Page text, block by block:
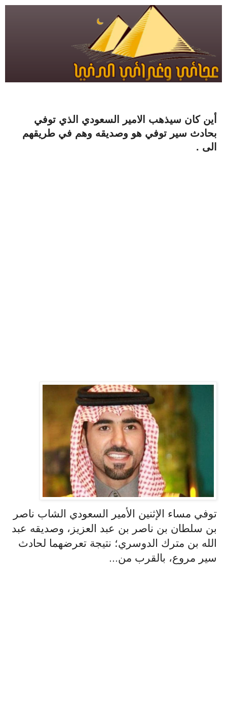
أين كان سيذهب الامير السعودي الذي توفي
بحادث سير توفي هو وصديقه وهم في طريقهم
الى .
توفي مساء الإثنين الأمير السعودي الشاب ناصر
بن سلطان بن ناصر بن عبد العزيز، وصديقه عبد
الله بن مترك الدوسري؛ نتيجة تعرضهما لحادث
سير مروع، بالقرب من...